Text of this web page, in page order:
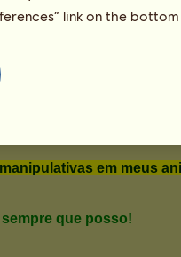
link on the